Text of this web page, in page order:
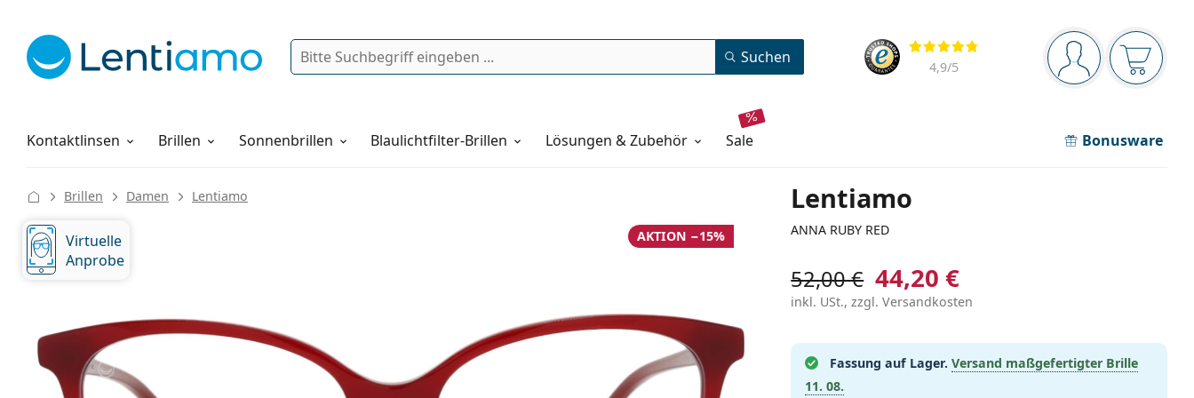
Navigationsleiste
Sie sind Der
Bewertung
4,9/5
Suche Suchen
Kontaktlinsen
Pflegemittel Brillen Sonnenbrillen Blaulichtfilter-Brillen Lösungen & Zubehör sale Bonusware
Alles über den Einkauf
Lentiamo
ANNA RUBY RED
Brillen Damen Lentiamo
AKTION −15%
Virtuelle
Anprobe
52,00 € 44,20 €
inkl. USt., zzgl. Versandkosten
Fassung auf Lager. Versand maßgefertigter Brille
11. 08.